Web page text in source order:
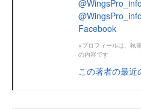
@WingsPro_info
Facebook
※プロフィールは、執
の内容です
この著者の最近